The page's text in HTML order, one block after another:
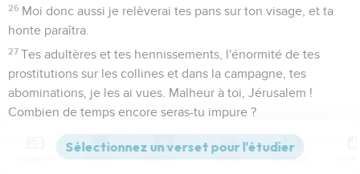
26 Moi donc aussi je relèverai tes pans sur ton visage, et ta
honte paraîtra.
27 Tes adultères et tes hennissements, l'énormité de tes
prostitutions sur les collines et dans la campagne, tes
abominations, je les ai vues. Malheur à toi, Jérusalem !
Combien de temps encore seras-tu impure ?
Jérémie 14
Versions Commentaires Strong